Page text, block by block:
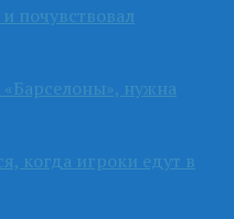
почувствовал
нужна
когда игроки едут в